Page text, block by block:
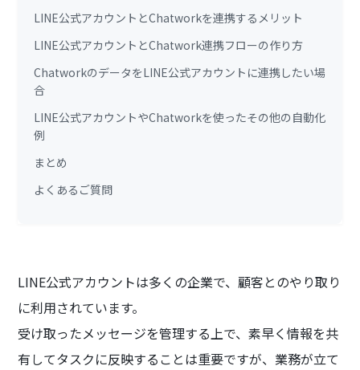
LINE公式アカウントとChatworkを連携するメリット
LINE公式アカウントとChatwork連携フローの作り方
ChatworkのデータをLINE公式アカウントに連携したい場
合
LINE公式アカウントやChatworkを使ったその他の自動化
例
まとめ
よくあるご質問
LINE公式アカウントは多くの企業で、顧客とのやり取り
に利用されています。
受け取ったメッセージを管理する上で、素早く情報を共
有してタスクに反映することは重要ですが、業務が立て